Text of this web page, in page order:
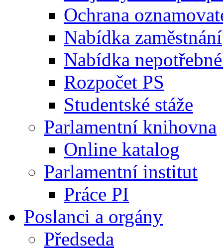
Ochrana
Nabídka zaměstnání
Nabídka
Rozpočet PS
Studentské stáže
Parlamentní knihovna
Online katalog
Parlamentní institut
Práce PI
Poslanci a orgány
Předseda